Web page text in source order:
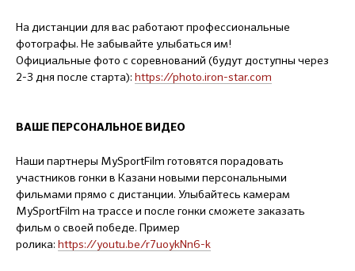
На дистанции для вас работают профессиональные
фотографы. Не забывайте улыбаться им!
Официальные фото с соревнований (будут доступны через
2-3 дня после старта): https://photo.iron-star.com
ВАШЕ ПЕРСОНАЛЬНОЕ ВИДЕО
Наши партнеры MySportFilm готовятся порадовать
участников гонки в Казани новыми персональными
фильмами прямо с дистанции. Улыбайтесь камерам
MySportFilm на трассе и после гонки сможете заказать
фильм о своей победе. Пример
ролика: https://youtu.be/r7uoykNn6-k